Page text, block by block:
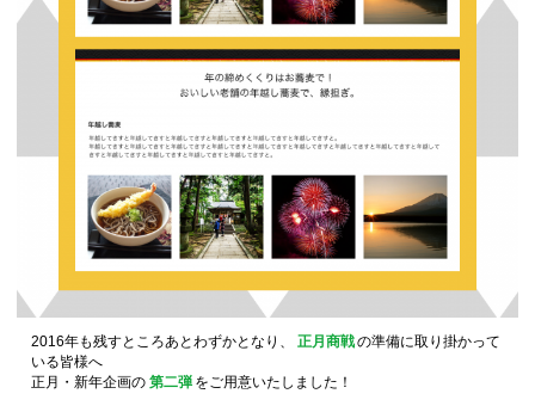
2016年も残すところあとわずかとなり、 正月商戦の準備に取り掛かって
いる皆様へ
正月・新年企画の 第二弾 をご用意いたしました！